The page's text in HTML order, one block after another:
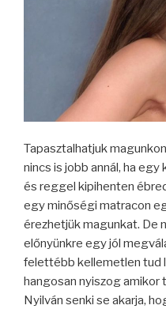
Tapasztalhatjuk
nincs is jobb annál, ha
és reggel kipihenten
egy minőségi matracon
érezhetjük magunkat. De
előnyünkre egy jól
felettébb kellemetlen tud
hangosan nyiszog amikor
Nyilván senki se akarja,